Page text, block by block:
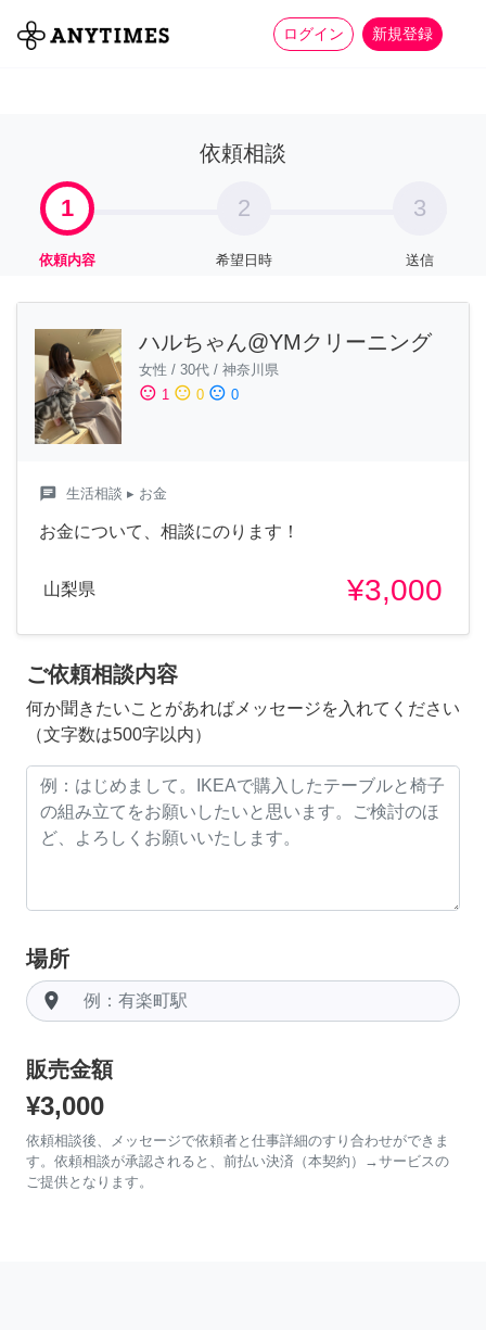
ログイン 新規登録
全て 家事 more_horiz
依頼相談
1
依頼内容
2
希望日時
3
送信
ハルちゃん@YMクリーニング
女性 / 30代 / 神奈川県
sentiment_satisfied 1 sentiment_neutral 0 sentiment_dissatisfied 0
chat 生活相談 ▸ お金
お金について、相談にのります！
山梨県 ¥3,000
ご依頼相談内容
何か聞きたいことがあればメッセージを入れてください
（文字数は500字以内）
場所
room
販売金額
¥3,000
依頼相談後、メッセージで依頼者と仕事詳細のすり合わせができま
す。依頼相談が承認されると、前払い決済（本契約）→サービスの
ご提供となります。